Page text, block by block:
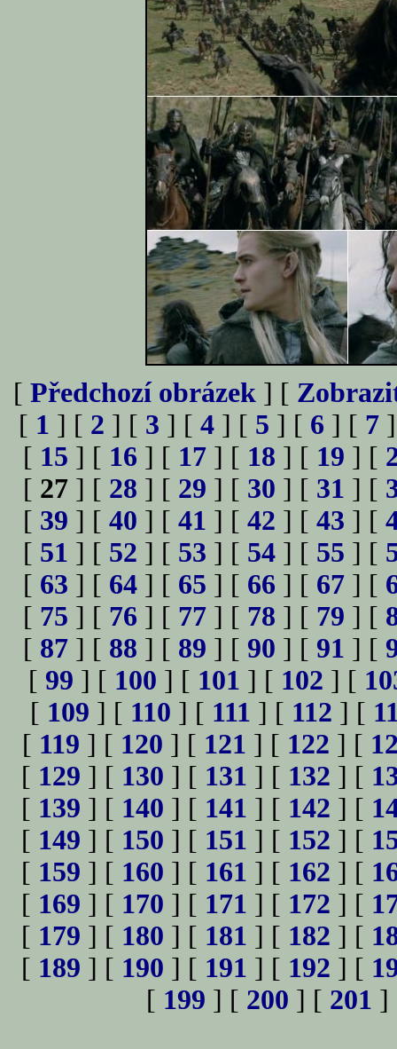
[ Předchozí obrázek ] [
[ 1 ] [ 2 ] [ 3 ] [ 4 ] [ 5 ] [ 6 ] [ 7
[ 15 ] [ 16 ] [ 17 ] [ 18 ] [ 19 ] [
[ 27 ] [ 28 ] [ 29 ] [ 30 ] [ 31 ] [
[ 39 ] [ 40 ] [ 41 ] [ 42 ] [ 43 ] [
[ 51 ] [ 52 ] [ 53 ] [ 54 ] [ 55 ] [
[ 63 ] [ 64 ] [ 65 ] [ 66 ] [ 67 ] [
[ 75 ] [ 76 ] [ 77 ] [ 78 ] [ 79 ] [
[ 87 ] [ 88 ] [ 89 ] [ 90 ] [ 91 ] [
[ 99 ] [ 100 ] [ 101 ] [ 102 ] [
[ 109 ] [ 110 ] [ 111 ] [ 112 ] [
[ 119 ] [ 120 ] [ 121 ] [ 122 ] [
[ 129 ] [ 130 ] [ 131 ] [ 132 ] [
[ 139 ] [ 140 ] [ 141 ] [ 142 ] [
[ 149 ] [ 150 ] [ 151 ] [ 152 ] [
[ 159 ] [ 160 ] [ 161 ] [ 162 ] [
[ 169 ] [ 170 ] [ 171 ] [ 172 ] [
[ 179 ] [ 180 ] [ 181 ] [ 182 ] [
[ 189 ] [ 190 ] [ 191 ] [ 192 ] [
[ 199 ] [ 200 ] [ 201 ]